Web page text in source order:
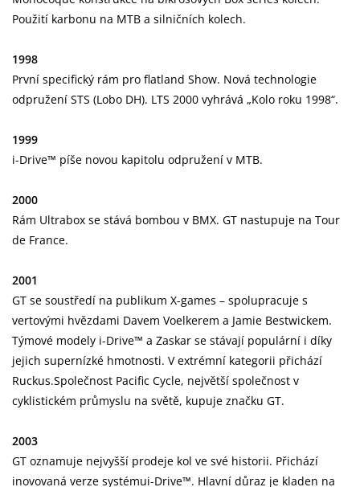
Použití karbonu na MTB a silničních kolech.
1998
První specifický rám pro flatland Show. Nová technologie
odpružení STS (Lobo DH). LTS 2000 vyhrává „Kolo roku 1998“.
1999
i-Drive™ píše novou kapitolu odpružení v MTB.
2000
Rám Ultrabox se stává bombou v BMX. GT nastupuje na Tour
de France.
2001
GT se soustředí na publikum X-games – spolupracuje s
vertovými hvězdami Davem Voelkerem a Jamie Bestwickem.
Týmové modely i-Drive™ a Zaskar se stávají populární i díky
jejich supernízké hmotnosti. V extrémní kategorii přichází
Ruckus.Společnost Pacific Cycle, největší společnost v
cyklistickém průmyslu na světě, kupuje značku GT.
2003
GT oznamuje nejvyšší prodeje kol ve své historii. Přichází
inovovaná verze systémui-Drive™. Hlavní důraz je kladen na